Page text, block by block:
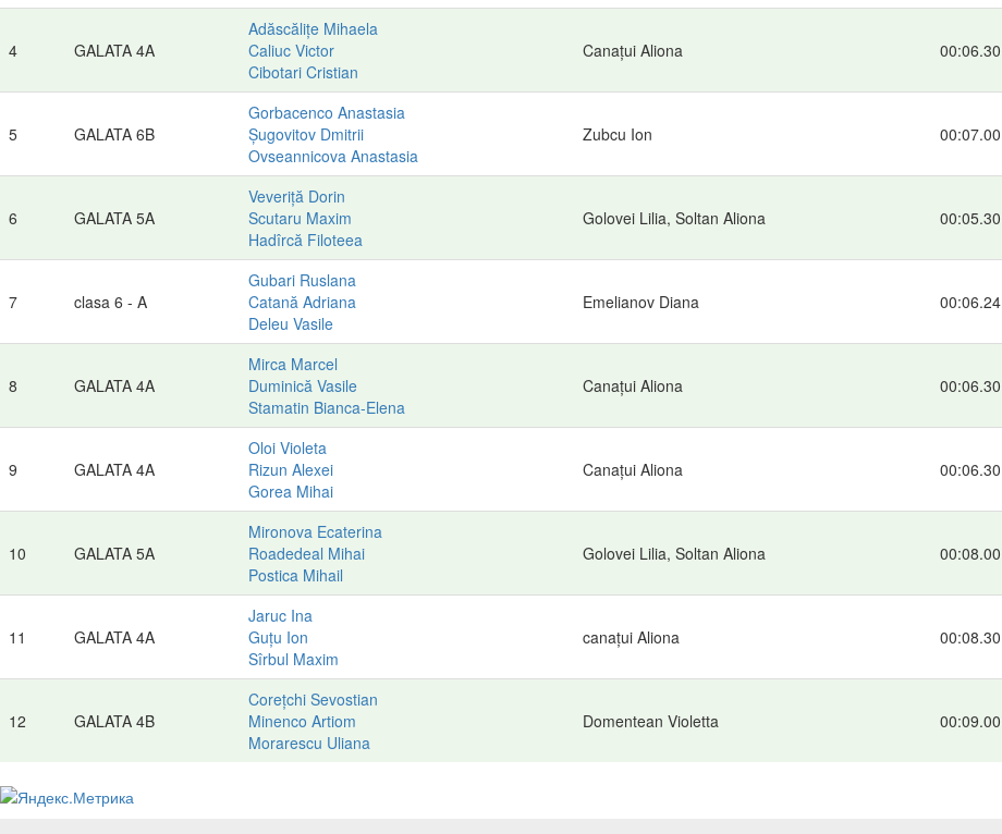
4 GALATA 4A
Adăscălițe Mihaela
Caliuc Victor
Cibotari Cristian
Canațui Aliona 00:06.30
5 GALATA 6B
Gorbacenco Anastasia
Șugovitov Dmitrii
Ovseannicova Anastasia
Zubcu Ion 00:07.00
6 GALATA 5A
Veveriță Dorin
Scutaru Maxim
Hadîrcă Filoteea
Golovei Lilia, Soltan Aliona 00:05.30
7 clasa 6 - A
Gubari Ruslana
Catană Adriana
Deleu Vasile
Emelianov Diana 00:06.24
8 GALATA 4A
Mirca Marcel
Duminică Vasile
Stamatin Bianca-Elena
Canațui Aliona 00:06.30
9 GALATA 4A
Oloi Violeta
Rizun Alexei
Gorea Mihai
Canațui Aliona 00:06.30
10 GALATA 5A
Mironova Ecaterina
Roadedeal Mihai
Postica Mihail
Golovei Lilia, Soltan Aliona 00:08.00
11 GALATA 4A
Jaruc Ina
Guțu Ion
Sîrbul Maxim
canațui Aliona 00:08.30
12 GALATA 4B
Corețchi Sevostian
Minenco Artiom
Morarescu Uliana
Domentean Violetta 00:09.00